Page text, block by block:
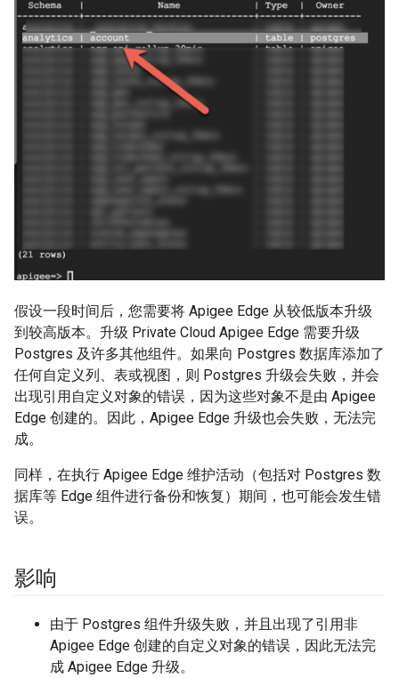
假设一段时间后，您需要将 Apigee Edge 从较低版本升级
到较高版本。升级 Private Cloud Apigee Edge 需要升级
Postgres 及许多其他组件。如果向 Postgres 数据库添加了
任何自定义列、表或视图，则 Postgres 升级会失败，并会
出现引用自定义对象的错误，因为这些对象不是由 Apigee
Edge 创建的。因此，Apigee Edge 升级也会失败，无法完
成。
同样，在执行 Apigee Edge 维护活动（包括对 Postgres 数
据库等 Edge 组件进行备份和恢复）期间，也可能会发生错
误。
影响
由于 Postgres 组件升级失败，并且出现了引用非
Apigee Edge 创建的自定义对象的错误，因此无法完
成 Apigee Edge 升级。